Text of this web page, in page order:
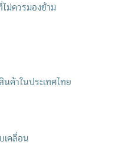
ม่ควรมองข้าม
ค้าในประเทศไทย
เคลื่อน